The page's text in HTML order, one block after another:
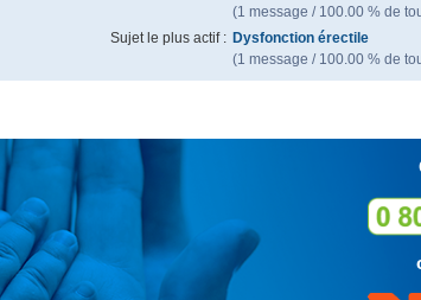
(1 message / 100.00 % de
Sujet le plus actif : Dysfonction érectile
(1 message / 100.00 % de